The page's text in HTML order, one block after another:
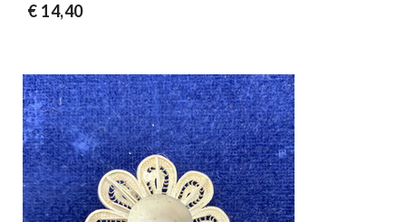
€ 14,40